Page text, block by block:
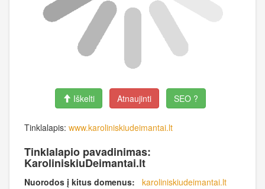
Iškelti Atnaujinti SEO ?
Tinklalapis: www.karoliniskiudeimantai.lt
Tinklalapio pavadinimas:
KaroliniskiuDeimantai.lt
Nuorodos į kitus domenus:
karoliniskiudeimantai.lt